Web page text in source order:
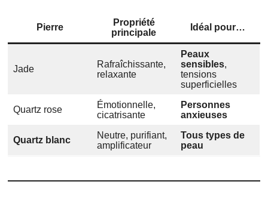
Pierre
Propriété
principale
Idéal pour…
Jade
Rafraîchissante,
relaxante
Peaux
sensibles,
tensions
superficielles
Quartz rose
Émotionnelle,
cicatrisante
Personnes
anxieuses
Quartz blanc
Neutre, purifiant,
amplificateur
Tous types de
peau